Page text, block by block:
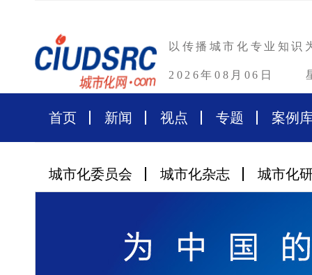
以传播城市化专业知识
2026年08月06日
首页 新闻 视点 专题 案例
城市化委员会 城市化杂志 城市化